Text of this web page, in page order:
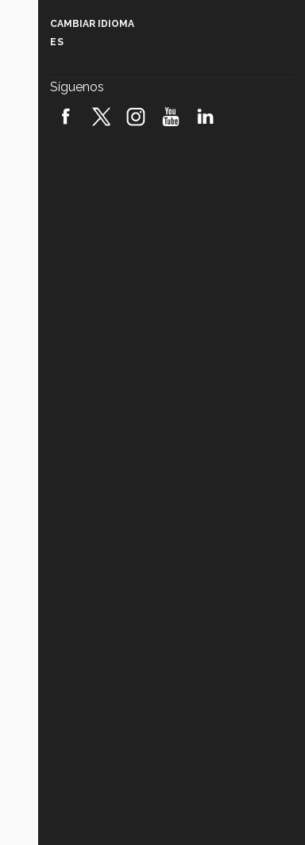
robótica FIRST 2026! (video)
CAMBIAR IDIOMA
ES
Síguenos